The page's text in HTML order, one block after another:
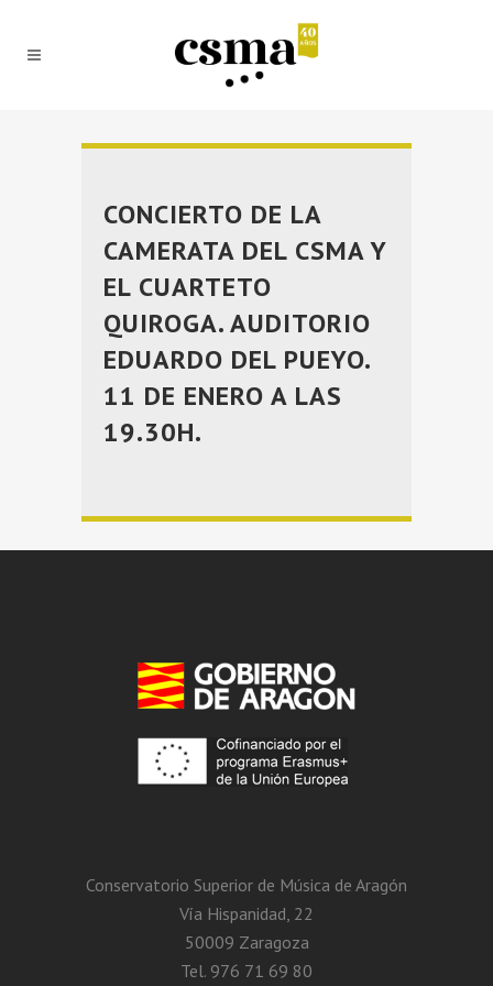
CONCIERTO DE LA
CAMERATA DEL CSMA Y
EL CUARTETO
QUIROGA. AUDITORIO
EDUARDO DEL PUEYO.
11 DE ENERO A LAS
19.30H.
Conservatorio Superior de Música de Aragón
Vía Hispanidad, 22
50009 Zaragoza
Tel. 976 71 69 80